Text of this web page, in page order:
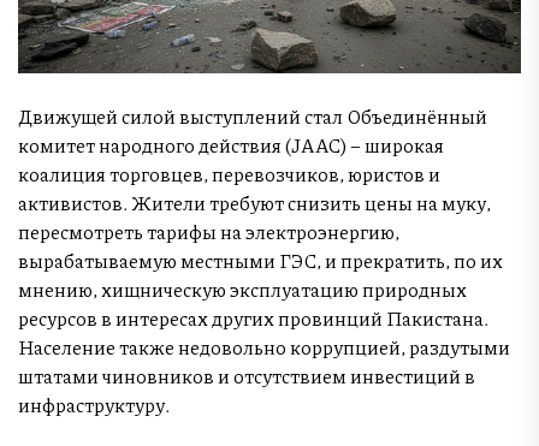
Движущей силой выступлений стал Объединённый
комитет народного действия (JAAC) – широкая
коалиция торговцев, перевозчиков, юристов и
активистов. Жители требуют снизить цены на муку,
пересмотреть тарифы на электроэнергию,
вырабатываемую местными ГЭС, и прекратить, по их
мнению, хищническую эксплуатацию природных
ресурсов в интересах других провинций Пакистана.
Население также недовольно коррупцией, раздутыми
штатами чиновников и отсутствием инвестиций в
инфраструктуру.